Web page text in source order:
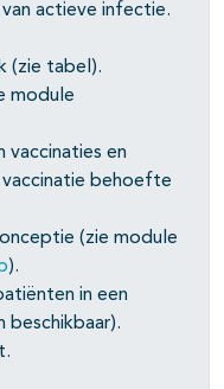
actieve infectie.
(zie tabel).
module
vaccinaties en
behoefte
(zie module
).
in een
beschikbaar).